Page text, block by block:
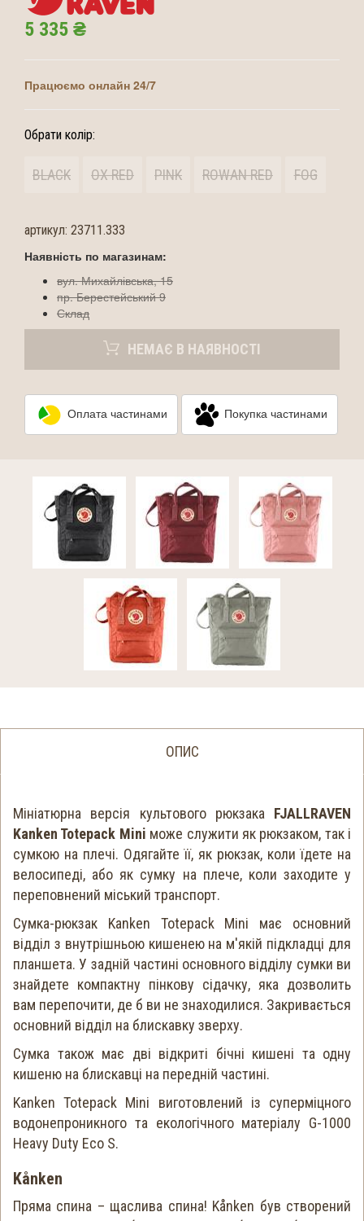
5 335 ₴
Працюємо онлайн 24/7
Обрати колір:
BLACK OX RED PINK ROWAN RED FOG
артикул: 23711.333
Наявність по магазинам:
вул. Михайлівська, 15
пр. Берестейський 9
Склад
НЕМАЄ В НАЯВНОСТІ
Оплата частинами Покупка частинами
ОПИС
Мініатюрна версія культового рюкзака FJALLRAVEN
Kanken Totepack Mini може служити як рюкзаком, так і
сумкою на плечі. Одягайте її, як рюкзак, коли їдете на
велосипеді, або як сумку на плече, коли заходите у
переповнений міський транспорт.
Сумка-рюкзак Kanken Totepack Mini має основний
відділ з внутрішньою кишенею на м'якій підкладці для
планшета. У задній частині основного відділу сумки ви
знайдете компактну пінкову сідачку, яка дозволить
вам перепочити, де б ви не знаходилися. Закривається
основний відділ на блискавку зверху.
Сумка також має дві відкриті бічні кишені та одну
кишеню на блискавці на передній частині.
Kanken Totepack Mini виготовлений із суперміцного
водонепроникного та екологічного матеріалу G-1000
Heavy Duty Eco S.
Kånken
Пряма спина – щаслива спина! Kånken був створений